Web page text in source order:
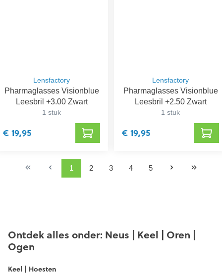
Lensfactory
Pharmaglasses Visionblue
Leesbril +3.00 Zwart
1 stuk
€ 19,95
Lensfactory
Pharmaglasses Visionblue
Leesbril +2.50 Zwart
1 stuk
€ 19,95
1 2 3 4 5
Ontdek alles onder: Neus | Keel | Oren |
Ogen
Keel | Hoesten